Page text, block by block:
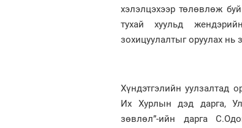
хэлэлцэхээр төлөвлөж
тухай хуульд
зохицуулалтыг оруулах нь
Хүндэтгэлийн уулзалтад
Их Хурлын дэд дарга,
зөвлөл”-ийн дарга